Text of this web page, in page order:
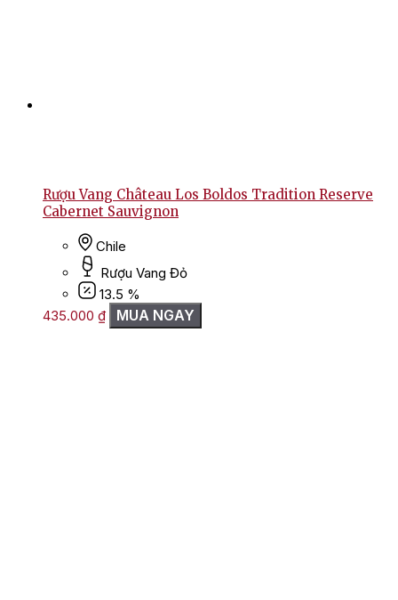
Rượu Vang Château Los Boldos Tradition Reserve
Cabernet Sauvignon
Chile
Rượu Vang Đỏ
13.5 %
435.000 ₫ MUA NGAY